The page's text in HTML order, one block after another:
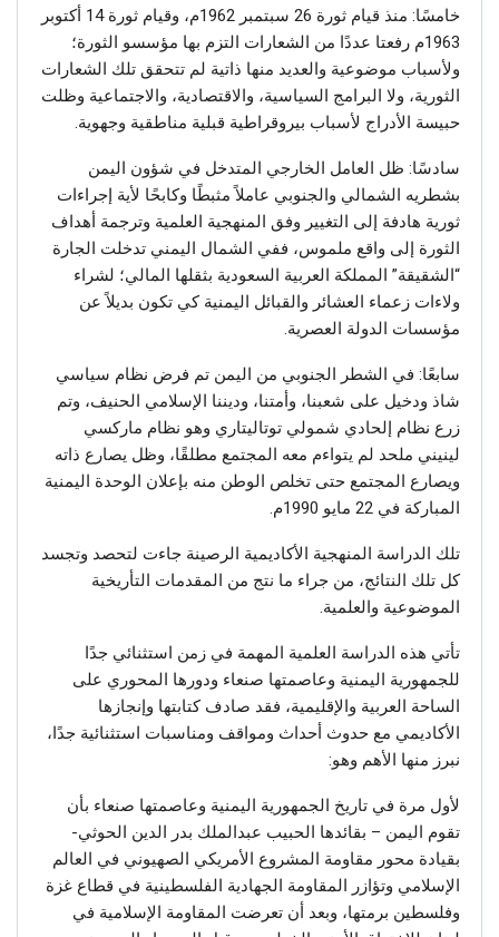
خامسًا: منذ قيام ثورة 26 سبتمبر 1962م، وقيام ثورة 14 أكتوبر
1963م رفعتا عددًا من الشعارات التزم بها مؤسسو الثورة؛
ولأسباب موضوعية والعديد منها ذاتية لم تتحقق تلك الشعارات
الثورية، ولا البرامج السياسية، والاقتصادية، والاجتماعية وظلت
حبيسة الأدراج لأسباب بيروقراطية قبلية مناطقية وجهوية.
سادسًا: ظل العامل الخارجي المتدخل في شؤون اليمن
بشطريه الشمالي والجنوبي عاملاً مثبطًا وكابحًا لأية إجراءات
ثورية هادفة إلى التغيير وفق المنهجية العلمية وترجمة أهداف
الثورة إلى واقع ملموس، ففي الشمال اليمني تدخلت الجارة
“الشقيقة” المملكة العربية السعودية بثقلها المالي؛ لشراء
ولاءات زعماء العشائر والقبائل اليمنية كي تكون بديلاً عن
مؤسسات الدولة العصرية.
سابعًا: في الشطر الجنوبي من اليمن تم فرض نظام سياسي
شاذ ودخيل على شعبنا، وأمتنا، وديننا الإسلامي الحنيف، وتم
زرع نظام إلحادي شمولي توتاليتاري وهو نظام ماركسي
لينيني ملحد لم يتواءم معه المجتمع مطلقًا، وظل يصارع ذاته
ويصارع المجتمع حتى تخلص الوطن منه بإعلان الوحدة اليمنية
المباركة في 22 مايو 1990م.
تلك الدراسة المنهجية الأكاديمية الرصينة جاءت لتحصد وتجسد
كل تلك النتائج، من جراء ما نتج من المقدمات التأريخية
الموضوعية والعلمية.
تأتي هذه الدراسة العلمية المهمة في زمن استثنائي جدًا
للجمهورية اليمنية وعاصمتها صنعاء ودورها المحوري على
الساحة العربية والإقليمية، فقد صادف كتابتها وإنجازها
الأكاديمي مع حدوث أحداث ومواقف ومناسبات استثنائية جدًا،
نبرز منها الأهم وهو:
لأول مرة في تاريخ الجمهورية اليمنية وعاصمتها صنعاء بأن
تقوم اليمن – بقائدها الحبيب عبدالملك بدر الدين الحوثي-
بقيادة محور مقاومة المشروع الأمريكي الصهيوني في العالم
الإسلامي وتؤازر المقاومة الجهادية الفلسطينية في قطاع غزة
وفلسطين برمتها، وبعد أن تعرضت المقاومة الإسلامية في